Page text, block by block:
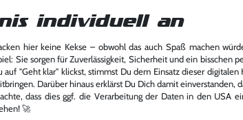
individuell an
hier keine Kekse – obwohl das auch Spaß machen
Sie sorgen für Zuverlässigkeit, Sicherheit und ein bisschen
"Geht klar" klickst, stimmst Du dem Einsatz dieser digitalen
Darüber hinaus erklärst Du Dich damit einverstanden,
dass dies ggf. die Verarbeitung der Daten in den USA
🚀